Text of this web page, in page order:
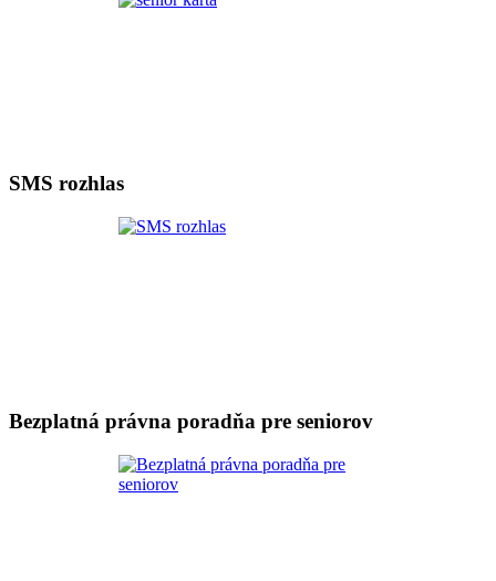
SMS rozhlas
Bezplatná právna poradňa pre seniorov